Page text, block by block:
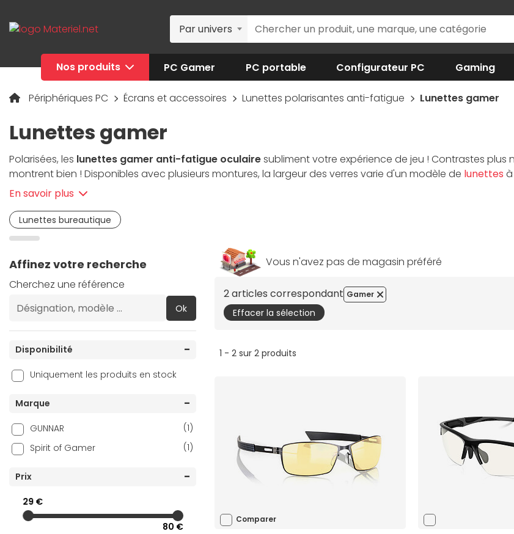
Par univers
Nos produits PC Gamer PC portable Configurateur PC Gaming
Périphériques PC Écrans et accessoires Lunettes polarisantes anti-fatigue Lunettes gamer
Lunettes gamer
Polarisées, les lunettes gamer anti-fatigue oculairesubliment votre expérience de jeu ! Contrastes plus
montrent bien ! Disponibles avec plusieurs montures, la largeur des verres varie d'un modèle de lunettes
convient. Réduisant l'impact néfaste de la lumière bleue sur vos yeux, les protéger c'est préserver votre
Équipées de branches plates, ces
parmi la large gamme de
En savoir plus
Lunettes bureautique
Affinez votre recherche
Cherchez une référence
Ok
Disponibilité
Uniquement les produits en stock
Marque
GUNNAR
(1)
Spirit of Gamer
(1)
Prix
29 €
80 €
Vous n'avez pas de magasin préféré
2 articles correspondant
Effacer la sélection
Gamer
1 - 2 sur 2 produits
Comparer